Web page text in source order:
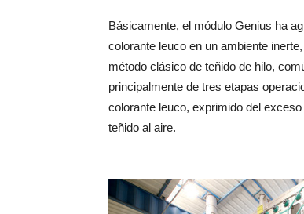
Básicamente, el módulo Genius ha
colorante leuco en un ambiente
método clásico de teñido de hilo,
principalmente de tres etapas
colorante leuco, exprimido del
teñido al aire.